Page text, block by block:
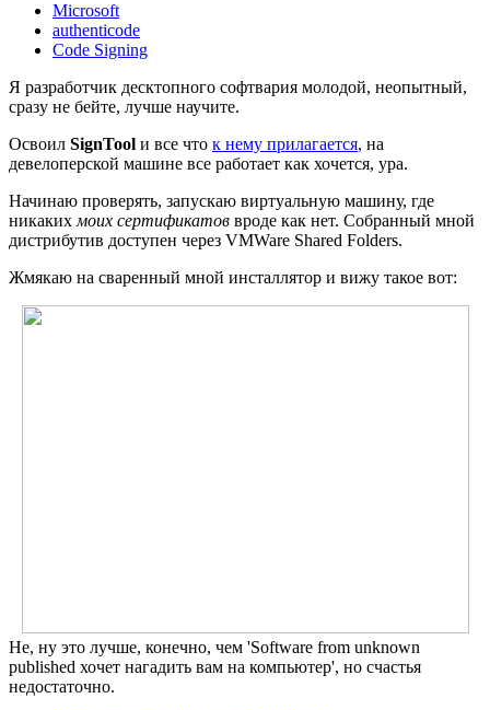
Microsoft
authenticode
Code Signing
Я разработчик десктопного софтвария молодой, неопытный,
сразу не бейте, лучше научите.
Освоил SignTool и все что к нему прилагается, на
девелоперской машине все работает как хочется, ура.
Начинаю проверять, запускаю виртуальную машину, где
никакихмоих сертификатов вроде как нет. Собранный мной
дистрибутив доступен через VMWare Shared Folders.
Жмякаю на сваренный мной инсталлятор и вижу такое вот:
Не, ну это лучше, конечно, чем 'Software from unknown
published хочет нагадить вам на компьютер', но счастья
недостаточно.